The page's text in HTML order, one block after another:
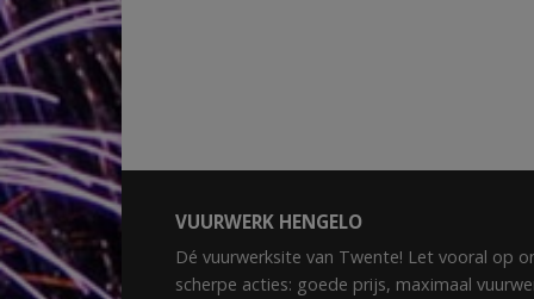
VUURWERK HENGELO
Dé vuurwerksite van Twente! Let vooral op
scherpe acties: goede prijs, maximaal